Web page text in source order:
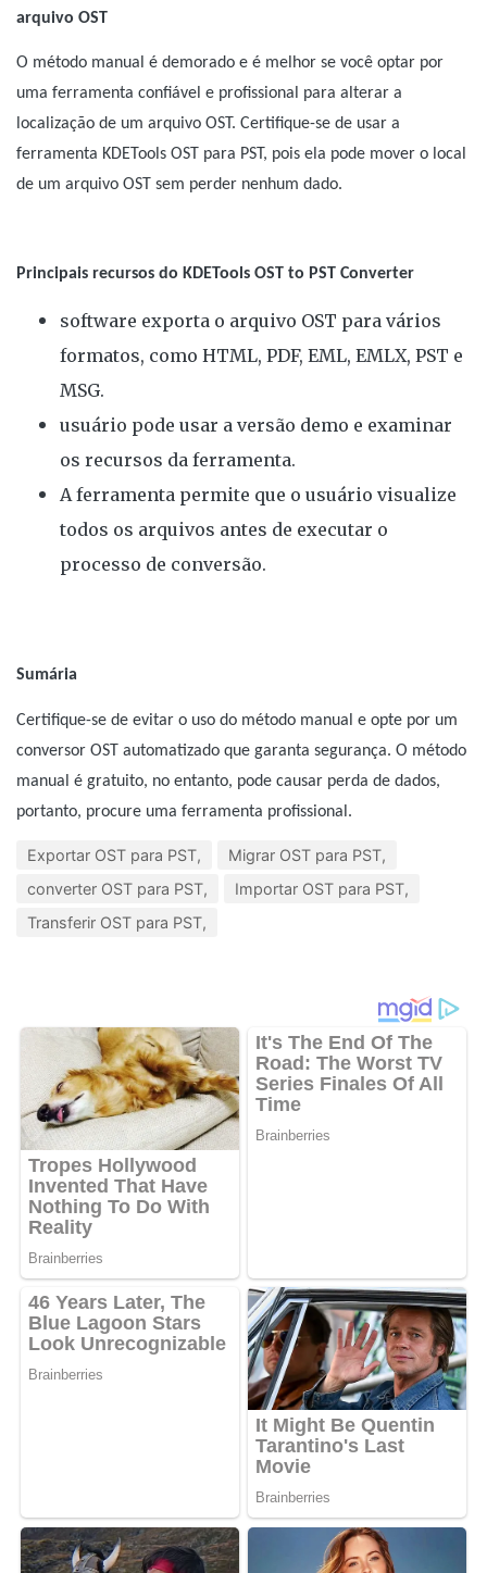
arquivo OST
O método manual é demorado e é melhor se você optar por
uma ferramenta confiável e profissional para alterar a
localização de um arquivo OST. Certifique-se de usar a
ferramenta KDETools OST para PST, pois ela pode mover o local
de um arquivo OST sem perder nenhum dado.
Principais recursos do KDETools OST to PST Converter
software exporta o arquivo OST para vários
formatos, como HTML, PDF, EML, EMLX, PST e
MSG.
usuário pode usar a versão demo e examinar
os recursos da ferramenta.
A ferramenta permite que o usuário visualize
todos os arquivos antes de executar o
processo de conversão.
Sumária
Certifique-se de evitar o uso do método manual e opte por um
conversor OST automatizado que garanta segurança. O método
manual é gratuito, no entanto, pode causar perda de dados,
portanto, procure uma ferramenta profissional.
Exportar OST para PST,
Migrar OST para PST,
converter OST para PST,
Importar OST para PST,
Transferir OST para PST,